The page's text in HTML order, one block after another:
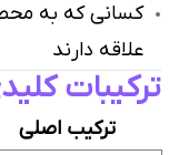
کسانی که به
علاقه دارند
ترکیبات
ترکیب اصلی